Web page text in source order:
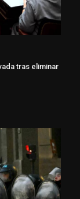
tras eliminar